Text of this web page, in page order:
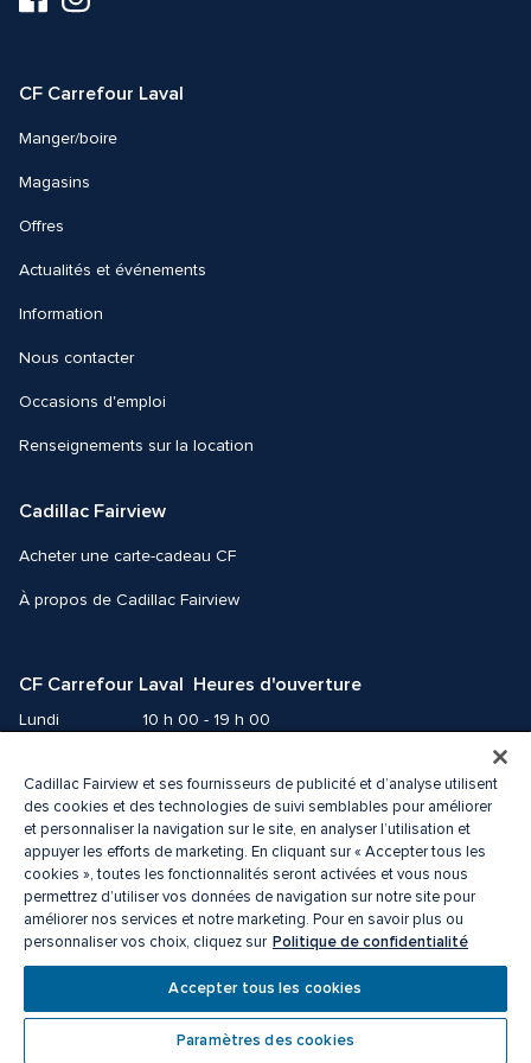
nous
nous
CF Carrefour Laval
Manger/boire
Magasins
Offres
Actualités et événements
Information
Nous contacter
Occasions d'emploi
Renseignements sur la location
Cadillac Fairview
Acheter une carte-cadeau CF
À propos de Cadillac Fairview
CF Carrefour Laval  Heures d'ouverture
Lundi
10 h 00 - 19 h 00
Mercredi
10 h 00 - 19 h 00
Jeudi
10 h 00 - 21 h 00
Vendredi
10 h 00 - 21 h 00
Samedi
9 h 00 - 19 h 00
Dimanche
10 h 00 - 18 h 00
ᴹᴰ une marque déposée de La Corporation Cadillac Fairview limitée.
Politique de confidentialité
Accessibilité
Centre de préférences des cookies
Cadillac Fairview et ses fournisseurs de publicité et d’analyse utilisent
des cookies et des technologies de suivi semblables pour améliorer
et personnaliser la navigation sur le site, en analyser l’utilisation et
appuyer les efforts de marketing. En cliquant sur « Accepter tous les
cookies », toutes les fonctionnalités seront activées et vous nous
permettrez d’utiliser vos données de navigation sur notre site pour
améliorer nos services et notre marketing. Pour en savoir plus ou
personnaliser vos choix, cliquez sur Politique de confidentialité
Accepter tous les cookies
Paramètres des cookies